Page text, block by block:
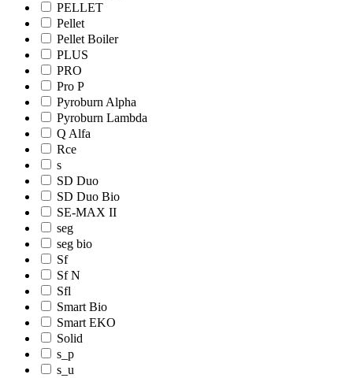
PELLET
Pellet
Pellet Boiler
PLUS
PRO
Pro Р
Pyroburn Alpha
Pyroburn Lambda
Q Alfa
Rce
s
SD Duo
SD Duo Bio
SE-MAX II
seg
seg bio
Sf
Sf N
Sfl
Smart Bio
Smart EKO
Solid
s_p
s_u